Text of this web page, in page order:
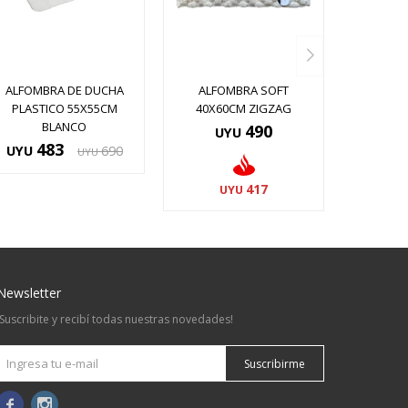
ALFOMBRA DE DUCHA
PLASTICO 55X55CM
BLANCO
UYU 483 UYU 690
ALFOMBRA SOFT
40X60CM ZIGZAG
UYU 490
UYU 417
y recibí todas nuestras novedades!
Suscribirme
 